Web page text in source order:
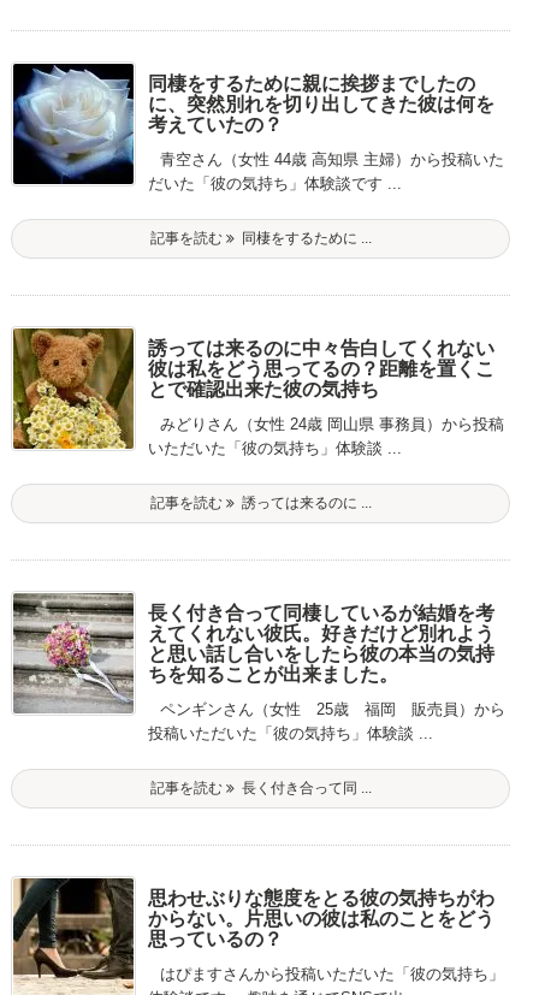
同棲をするために親に挨拶までしたの
に、突然別れを切り出してきた彼は何を
考えていたの？
青空さん（女性 44歳 高知県 主婦）から投稿いた
だいた「彼の気持ち」体験談です ...
記事を読む 同棲をするために ...
誘っては来るのに中々告白してくれない
彼は私をどう思ってるの？距離を置くこ
とで確認出来た彼の気持ち
みどりさん（女性 24歳 岡山県 事務員）から投稿
いただいた「彼の気持ち」体験談 ...
記事を読む 誘っては来るのに ...
長く付き合って同棲しているが結婚を考
えてくれない彼氏。好きだけど別れよう
と思い話し合いをしたら彼の本当の気持
ちを知ることが出来ました。
ペンギンさん（女性 25歳 福岡 販売員）から
投稿いただいた「彼の気持ち」体験談 ...
記事を読む 長く付き合って同 ...
思わせぶりな態度をとる彼の気持ちがわ
からない。片思いの彼は私のことをどう
思っているの？
はぴますさんから投稿いただいた「彼の気持ち」